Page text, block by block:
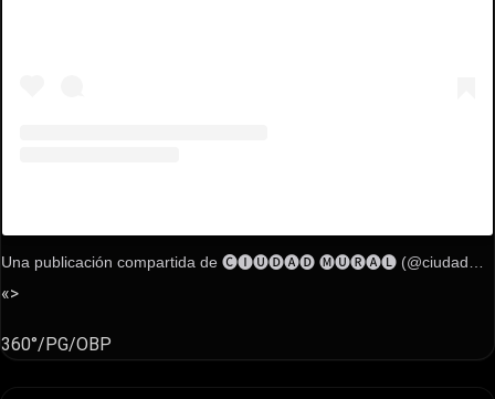
«>
360°/PG/OBP